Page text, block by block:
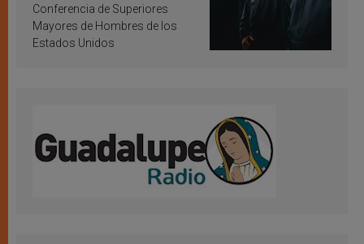
Conferencia de Superiores
Mayores de Hombres de los
Estados Unidos